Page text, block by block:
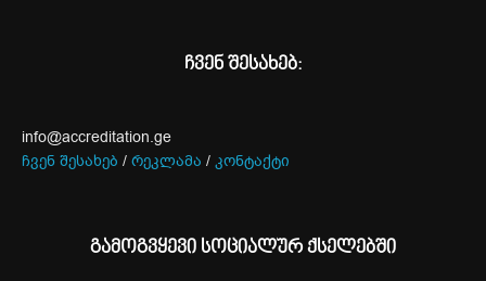
ჩვენ შესახებ:
info@accreditation.ge
ჩვენ შესახებ / რეკლამა / კონტაქტი
გამოგვყევი სოციალურ ქსელებში